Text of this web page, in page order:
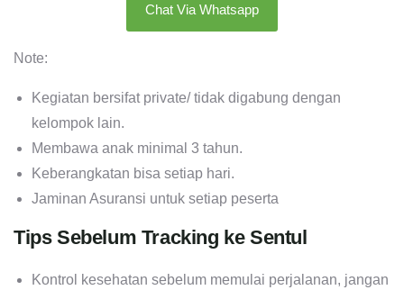
Chat Via Whatsapp
Note:
Kegiatan bersifat private/ tidak digabung dengan
kelompok lain.
Membawa anak minimal 3 tahun.
Keberangkatan bisa setiap hari.
Jaminan Asuransi untuk setiap peserta
Tips Sebelum Tracking ke Sentul
Kontrol kesehatan sebelum memulai perjalanan, jangan